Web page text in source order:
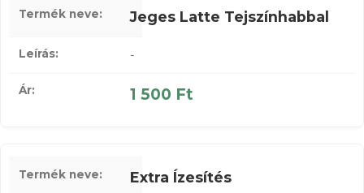
Jeges Latte Tejszínhabbal
-
1 500 Ft
Extra Ízesítés